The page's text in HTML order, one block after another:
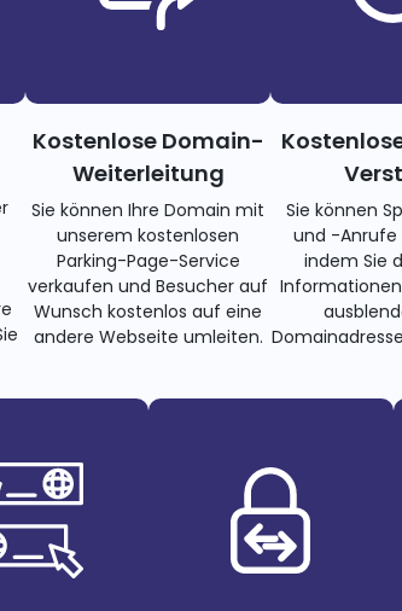
Kostenlose Domain-
Weiterleitung
Sie können Ihre Domain mit
unserem kostenlosen
Parking-Page-Service
verkaufen und Besucher auf
Wunsch kostenlos auf eine
andere Webseite umleiten.
Sie können
und -Anrufe
indem Sie